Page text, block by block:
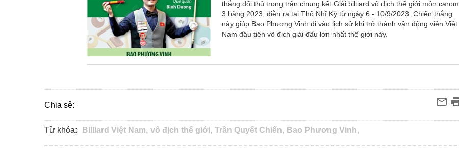
thắng đối thủ trong trận chung kết Giải billiard vô địch thế giới môn carom
3 băng 2023, diễn ra tại Thổ Nhĩ Kỳ từ ngày 6 - 10/9/2023. Chiến thắng
này giúp Bao Phương Vinh đi vào lịch sử khi trở thành vận động viên Việt
Nam đầu tiên vô địch giải đấu lớn nhất thế giới này.
Chia sẻ:
Từ khóa: Billiard Việt Nam, vô địch thế giới, Trần Quyết Chiến, Bao Phương Vinh,